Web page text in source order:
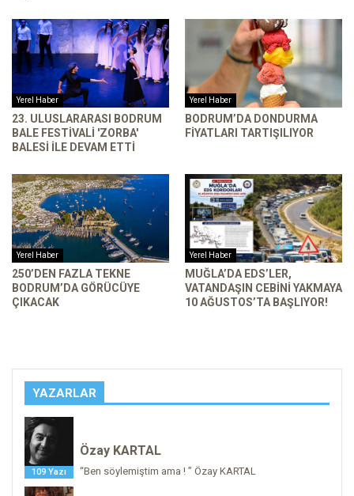
Yerel Haber
23. ULUSLARARASI BODRUM
BALE FESTIVALI 'ZORBA'
BALESI ILE DEVAM ETTI
Yerel Haber
BODRUM’DA DONDURMA
FIYATLARI TARTIŞILIYOR
Yerel Haber
250’DEN FAZLA TEKNE
BODRUM’DA GÖRÜCÜYE
ÇIKACAK
Yerel Haber
MUĞLA’DA EDS’LER,
VATANDAŞIN CEBINI YAKMAYA
10 AĞUSTOS’TA BAŞLIYOR!
YAZARLAR
109 Yazı
Özay KARTAL
“Ben söylemiştim ama ! ” Özay KARTAL